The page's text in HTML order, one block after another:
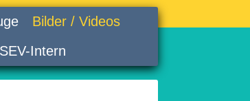
Bilder / Videos
SEV-Intern